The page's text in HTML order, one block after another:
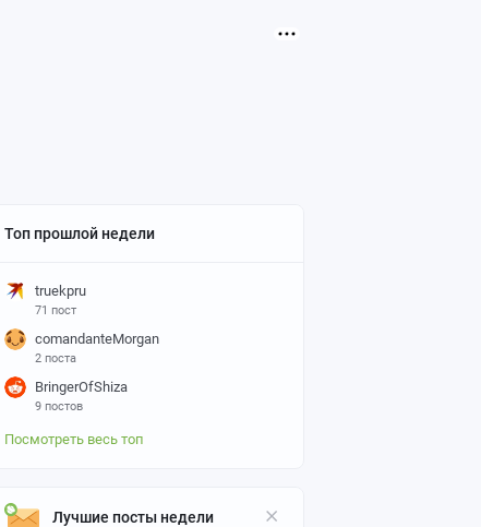
Топ прошлой недели
truekpru
71 пост
comandanteMorgan
2 поста
BringerOfShiza
9 постов
Посмотреть весь топ
Лучшие посты недели